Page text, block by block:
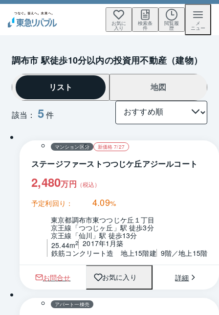
お気に
入り
検索条
件
閲覧履
歴
メ
ニュー
調布市 駅徒歩10分以内の投資用不動産（建物）
該当： 5件
リスト 地図
1 / 0 間取り
マンション区分 新価格 7/27
ステージファーストつつじケ丘アジールコート
2,480万円 （税込）
予定利回り： 4.09%
東京都調布市東つつじケ丘１丁目
京王線「つつじヶ丘」駅 徒歩3分
京王線「仙川」駅 徒歩13分
25.44m2 2017年1月築
鉄筋コンクリート造　地上15階建 9階／地上15階
お問合せ お気に入り 詳細
1 / 0 間取り
アパート一棟売